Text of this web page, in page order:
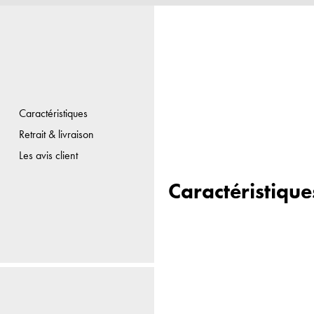
Caractéristiques
Retrait & livraison
Les avis client